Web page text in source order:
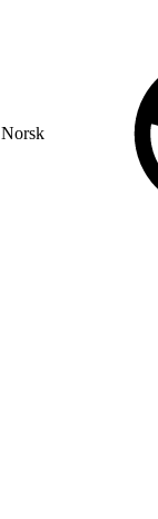
Norsk